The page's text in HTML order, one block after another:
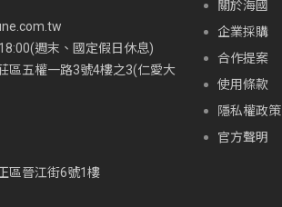
週末、國定假日休息)
區五權一路3號4樓之3(仁愛大
區晉江街6號1樓
關於海國
企業採購
合作提案
使用條款
隱私權政策
官方聲明